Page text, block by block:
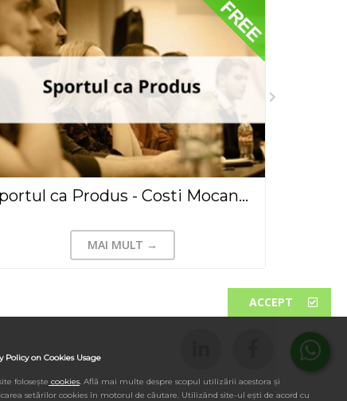
Sportul ca Produs - Costi Mocanu(2018)
MAI MULT →
Policy on Cookies Usage
folosește cookies. Află mai multe despre scopul utilizării acestora și
setărilor cookies în motorul de căutare. Utilizând site-ul ești de acord cu
ACCEPT